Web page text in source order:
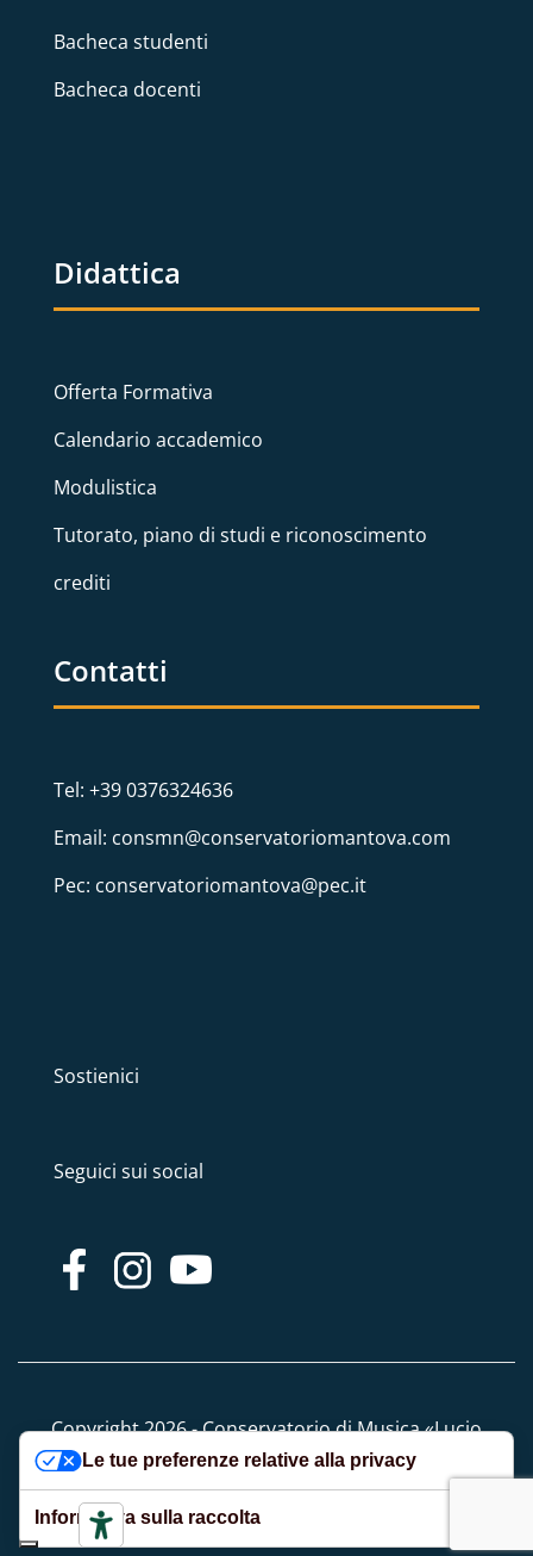
Bacheca studenti
Bacheca docenti
Didattica
Offerta Formativa
Calendario accademico
Modulistica
Tutorato, piano di studi e riconoscimento
crediti
Contatti
Tel: +39 0376324636
Email: consmn@conservatoriomantova.com
Pec: conservatoriomantova@pec.it
Sostienici
Seguici sui social
Copyright 2026 - Conservatorio di Musica «Lucio
Campiani» - Tutti i diritti riservati
Privacy e Cookie policy
Le tue preferenze relative alla privacy
Informativa sulla raccolta